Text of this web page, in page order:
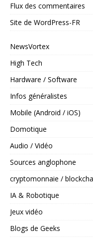
Flux des commentaires
Site de WordPress-FR
NewsVortex
High Tech
Hardware / Software
Infos généralistes
Mobile (Android / iOS)
Domotique
Audio / Vidéo
Sources anglophone
cryptomonnaie /
IA & Robotique
Jeux vidéo
Blogs de Geeks